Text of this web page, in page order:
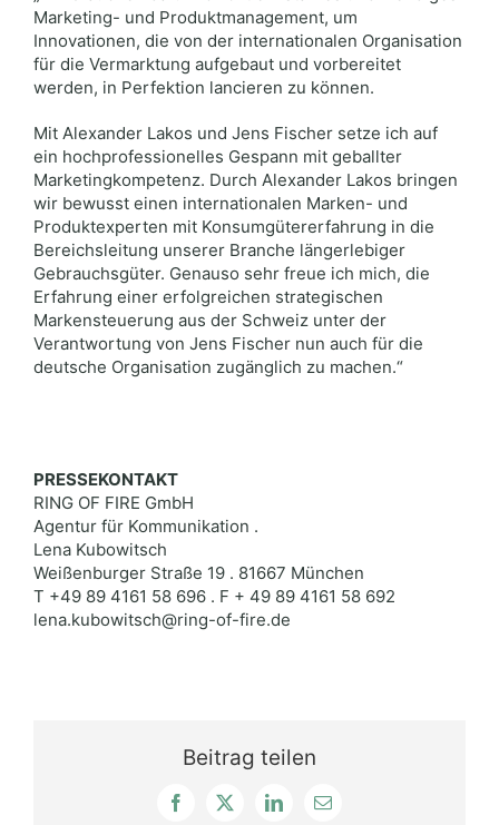
Marketing- und Produktmanagement, um
Innovationen, die von der internationalen Organisation
für die Vermarktung aufgebaut und vorbereitet
werden, in Perfektion lancieren zu können.
Mit Alexander Lakos und Jens Fischer setze ich auf
ein hochprofessionelles Gespann mit geballter
Marketingkompetenz. Durch Alexander Lakos bringen
wir bewusst einen internationalen Marken- und
Produktexperten mit Konsumgütererfahrung in die
Bereichsleitung unserer Branche längerlebiger
Gebrauchsgüter. Genauso sehr freue ich mich, die
Erfahrung einer erfolgreichen strategischen
Markensteuerung aus der Schweiz unter der
Verantwortung von Jens Fischer nun auch für die
deutsche Organisation zugänglich zu machen.“
PRESSEKONTAKT
RING OF FIRE GmbH
Agentur für Kommunikation .
Lena Kubowitsch
Weißenburger Straße 19 . 81667 München
T +49 89 4161 58 696 . F + 49 89 4161 58 692
lena.kubowitsch@ring-of-fire.de
Beitrag teilen
Facebook
X LinkedIn
E-